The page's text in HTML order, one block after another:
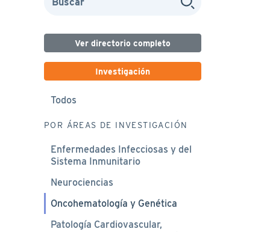
Ver directorio completo
Investigación
Todos
POR ÁREAS DE INVESTIGACIÓN
Enfermedades Infecciosas y del
Sistema Inmunitario
Neurociencias
Oncohematología y Genética
Patología Cardiovascular,